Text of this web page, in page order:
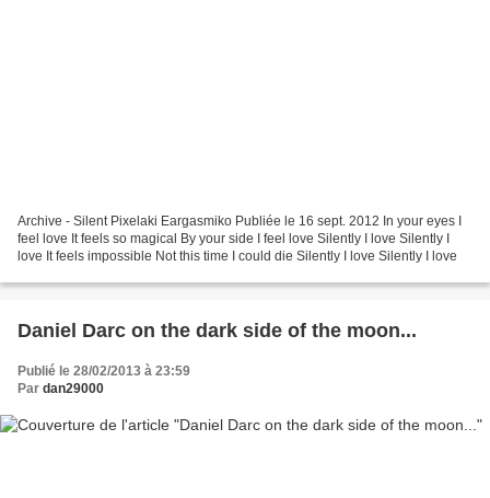
Archive - Silent Pixelaki Eargasmiko Publiée le 16 sept. 2012 In your eyes I
feel love It feels so magical By your side I feel love Silently I love Silently I
love It feels impossible Not this time I could die Silently I love Silently I love
Daniel Darc on the dark side of the moon...
Publié le 28/02/2013 à 23:59
Par dan29000